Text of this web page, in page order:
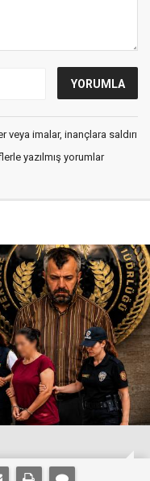
imalar, inançlara saldırı
yazılmış yorumlar